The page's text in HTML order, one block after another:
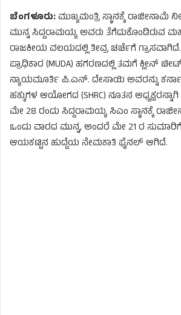
ಬೆಂಗಳೂರು:ಮುಖ್ಯಮಂತ್ರಿ ಸ್ಥಾನಕ್ಕೆ ರಾಜೀನಾಮೆ
ಮುನ್ನ ಸಿದ್ದರಾಮಯ್ಯ ಅವರು ತೆಗೆದುಕೊಂಡಿರುವ
ರಾಜಕೀಯ ವಲಯದಲ್ಲಿ ತೀವ್ರ ಚರ್ಚೆಗೆ ಗ್ರಾಸವಾಗಿದೆ.
ಪ್ರಾಧಿಕಾರ (MUDA) ಹಗರಣದಲ್ಲಿ ತಮಗೆ ಕ್ಲೀನ್ ಚೀಟ್
ನ್ಯಾಯಮೂರ್ತಿ ಪಿ.ಎನ್. ದೇಸಾಯಿ ಅವರನ್ನು
ಹಕ್ಕುಗಳ ಆಯೋಗದ (SHRC) ನೂತನ
ಮೇ 28 ರಂದು ಸಿದ್ದರಾಮಯ್ಯ ಸಿಎಂ ಸ್ಥಾನಕ್ಕೆ
ಒಂದು ವಾರದ ಮುನ್ನ, ಅಂದರೆ ಮೇ 21 ರ
ಆಯಕಟ್ಟಿನ ಹುದ್ದೆಯ ನೇಮಕಾತಿ ಫೈನಲ್ ಆಗಿದೆ.